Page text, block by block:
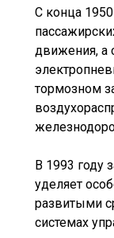
С конца
движения, а
тормозном
В 1993 году
уделяет
развитыми
системах